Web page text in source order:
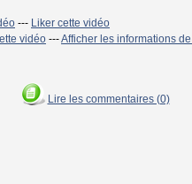
--- Liker cette vidéo
vidéo ---Afficher les informations
Lire les commentaires (0)